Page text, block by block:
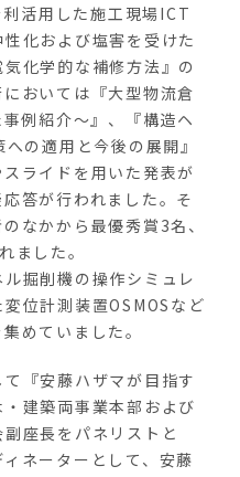
活用した施工現場ICT
化および塩害を受けた
化学的な補修方法』の
おいては『大型物流倉
例紹介～』、『構造ヘ
の適用と今後の展開』
ライドを用いた発表が
答が行われました。そ
なかから最優秀賞3名、
ました。
掘削機の操作シミュレ
位計測装置OSMOSなど
めていました。
『安藤ハザマが目指す
建築両事業本部および
座長をパネリストと
ネーターとして、安藤